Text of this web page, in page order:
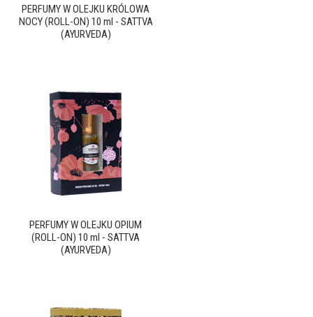
PERFUMY W OLEJKU KRÓLOWA
NOCY (ROLL-ON) 10 ml - SATTVA
(AYURVEDA)
PERFUMY W OLEJKU OPIUM
(ROLL-ON) 10 ml - SATTVA
(AYURVEDA)